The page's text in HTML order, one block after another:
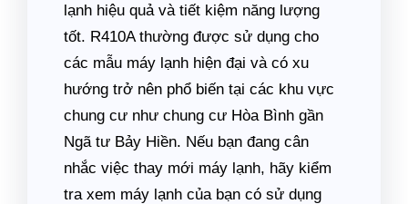
lạnh hiệu quả và tiết kiệm năng lượng
tốt. R410A thường được sử dụng cho
các mẫu máy lạnh hiện đại và có xu
hướng trở nên phổ biến tại các khu vực
chung cư như chung cư Hòa Bình gần
Ngã tư Bảy Hiền. Nếu bạn đang cân
nhắc việc thay mới máy lạnh, hãy kiểm
tra xem máy lạnh của bạn có sử dụng